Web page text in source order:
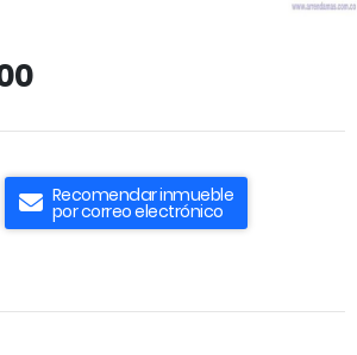
Recomendar inmueble
por correo electrónico